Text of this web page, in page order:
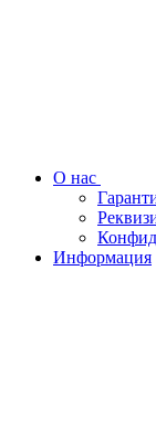
О нас
Информация